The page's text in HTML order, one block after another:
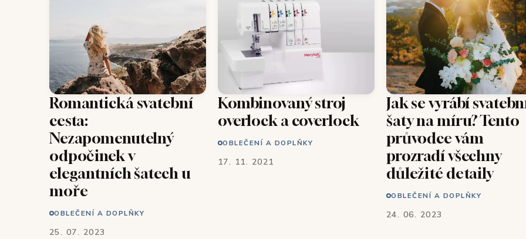
Romantická svatební
cesta:
Nezapomenutelný
odpočinek v
elegantních šatech u
moře
OBLEČENÍ A DOPLŇKY
25. 07. 2023
Kombinovaný stroj
overlock a coverlock
OBLEČENÍ A DOPLŇKY
17. 11. 2021
Jak se vyrábí
šaty na míru? Tento
průvodce vám
prozradí všechny
důležité detaily
OBLEČENÍ A DOPLŇKY
24. 06. 2023